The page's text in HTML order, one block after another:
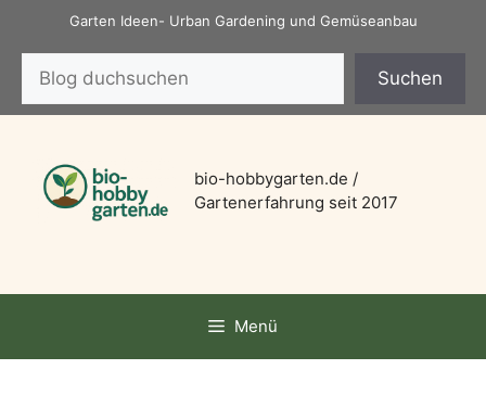
springen
Garten Ideen- Urban Gardening und Gemüseanbau
Suchen
bio-hobbygarten.de /
Gartenerfahrung seit 2017
Menü